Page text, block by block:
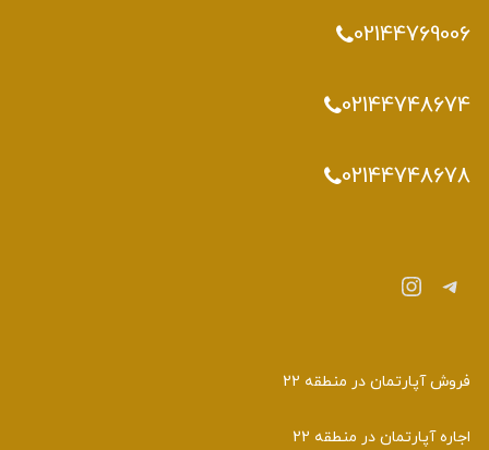
02144769006
02144748674
02144748678
تلگراماینستاگرم
فروش آپارتمان در منطقه 22
اجاره آپارتمان در منطقه 22